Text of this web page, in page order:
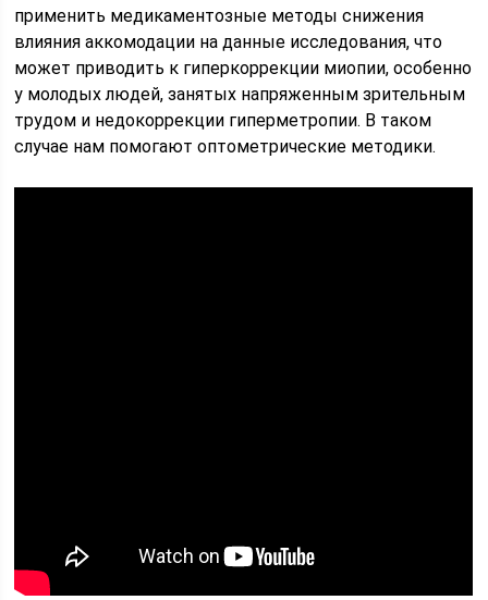
применить медикаментозные методы снижения
влияния аккомодации на данные исследования, что
может приводить к гиперкоррекции миопии, особенно
у молодых людей, занятых напряженным зрительным
трудом и недокоррекции гиперметропии. В таком
случае нам помогают оптометрические методики.